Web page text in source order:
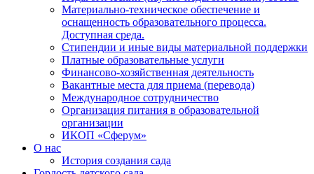
Материально-техническое обеспечение и
оснащенность образовательного процесса.
Доступная среда.
Стипендии и иные виды материальной поддержки
Платные образовательные услуги
Финансово-хозяйственная деятельность
Вакантные места для приема (перевода)
Международное сотрудничество
Организация питания в образовательной
организации
ИКОП «Сферум»
О нас
История создания сада